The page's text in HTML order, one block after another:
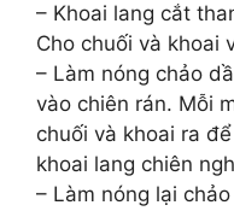
– Khoai lang cắt
Cho chuối và khoai
– Làm nóng chảo
vào chiên rán. Mỗi
chuối và khoai ra
khoai lang chiên
– Làm nóng lại